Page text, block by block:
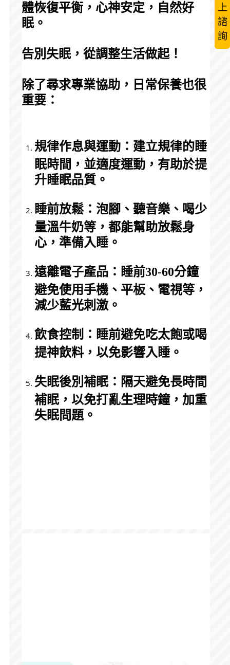
上
諮
詢
體恢復平衡，心神安定，自然好
眠。
告別失眠，從調整生活做起！
除了尋求專業協助，日常保養也很
重要：
規律作息與運動：建立規律的睡
眠時間，並適度運動，有助於提
升睡眠品質。
睡前放鬆：泡腳、聽音樂、喝少
量溫牛奶等，都能幫助放鬆身
心，準備入睡。
遠離電子產品：睡前30-60分鐘
避免使用手機、平板、電視等，
減少藍光刺激。
飲食控制：睡前避免吃太飽或喝
提神飲料，以免影響入睡。
失眠後別補眠：隔天避免長時間
補眠，以免打亂生理時鐘，加重
失眠問題。